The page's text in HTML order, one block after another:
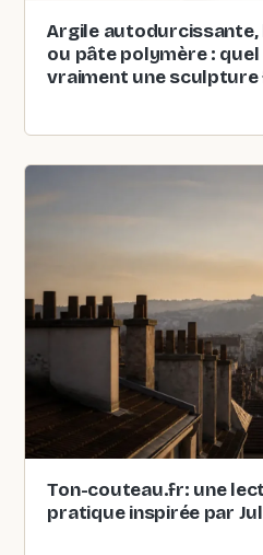
Argile
ou pâte polymère :
vraiment une sculpture
Ton-couteau.fr: une
pratique inspirée par